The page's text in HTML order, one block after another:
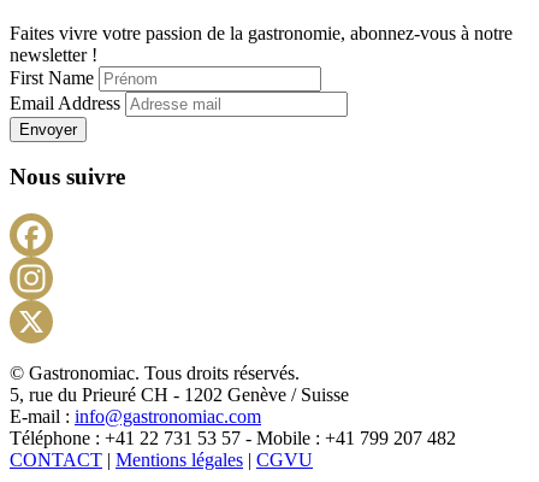
Faites vivre votre passion de la gastronomie, abonnez-vous à notre
newsletter !
First Name
Email Address
Envoyer
Nous suivre
X
© Gastronomiac. Tous droits réservés.
5, rue du Prieuré CH - 1202 Genève / Suisse
E-mail : info@gastronomiac.com
Téléphone : +41 22 731 53 57 - Mobile : +41 799 207 482
CONTACT | Mentions légales | CGVU